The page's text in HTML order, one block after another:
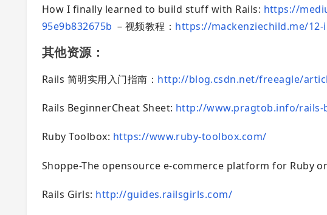
How I finally learned to build stuff with Rails: https://
95e9b832675b －视频教程： https://mackenziechild.me/12-
其他资源：
Rails 简明实用入门指南： http://blog.csdn.net/freeagle/
Rails BeginnerCheat Sheet: http://www.pragtob.info/rails-
Ruby Toolbox: https://www.ruby-toolbox.com/
Shoppe-The opensource e-commerce platform for Ruby
Rails Girls: http://guides.railsgirls.com/